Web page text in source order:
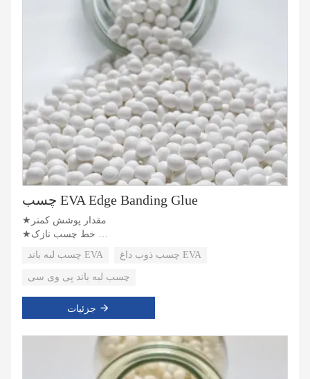
چسب EVA Edge Banding Glue
چسب لبه باند EVA چسب ذوب داغ EVA
چسب لبه باند پی وی سی
جزئیات